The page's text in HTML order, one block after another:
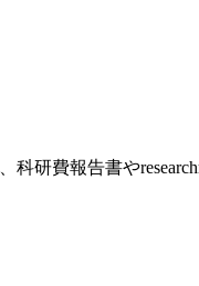
科研費報告書や